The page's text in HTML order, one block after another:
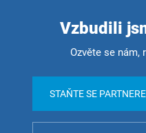
Vzbudili
Ozvěte se nám,
STAŇTE SE